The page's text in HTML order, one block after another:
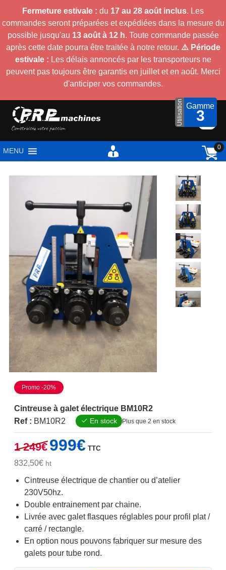
Fermeture estivale : du 17 au 28 août inclus. Les
commandes seront préparées et expédiées dans la mesure du
possible jusqu'au 13 août à 12 h. Toute commande passée
après cette date pourra être traitée à notre retour. ⚠️ Période
estivale : Les délais annoncés par les transporteurs ne
peuvent pas toujours être garantis en juillet et en août. Merci
d'anticiper vos commandes.
MENU 0
Promo -20%
Cintreuse à galet électrique BM10R2
Ref : BM10R2 En stock Plus que 2 en stock
Utilisation Gamme
3
1 249€
Le
prix
initial
était :
999€prix
999€.
TTC
832,50€ht
Cintreuse électrique de chantier ou d’atelier
230V50hz.
Double entrainement par chaine.
Livrée avec galet flasques réglables pour profil plat /
carré / rectangle.
En option nous pouvons fabriquer sur mesure des
galets pour tube rond.